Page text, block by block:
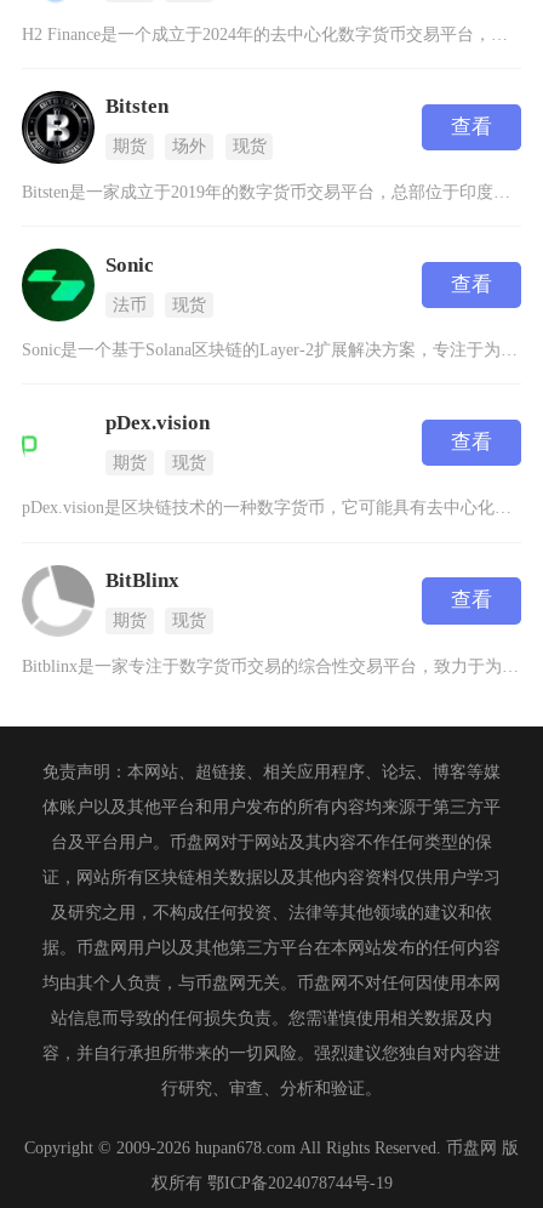
Bitsten
期货 场外 现货
查看
Sonic
法币 现货
查看
pDex.vision
期货 现货
查看
pDex.vision是区块链技术的一种数字货币，它可能具有去中心化、安全性高等特点。在购
BitBlinx
期货 现货
查看
免责声明：本网站、超链接、相关应用程序、论坛、博客等媒
体账户以及其他平台和用户发布的所有内容均来源于第三方平
台及平台用户。币盘网对于网站及其内容不作任何类型的保
证，网站所有区块链相关数据以及其他内容资料仅供用户学习
及研究之用，不构成任何投资、法律等其他领域的建议和依
据。币盘网用户以及其他第三方平台在本网站发布的任何内容
均由其个人负责，与币盘网无关。币盘网不对任何因使用本网
站信息而导致的任何损失负责。您需谨慎使用相关数据及内
容，并自行承担所带来的一切风险。强烈建议您独自对内容进
行研究、审查、分析和验证。
Copyright © 2009-2026 hupan678.com All Rights Reserved. 币盘网 版
权所有 鄂ICP备2024078744号-19